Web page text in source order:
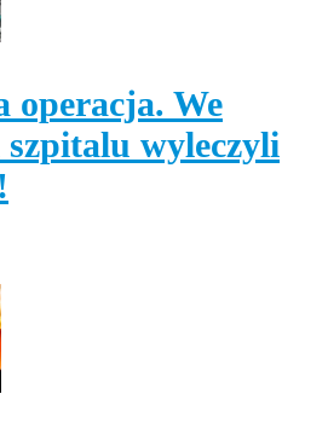
operacja. We
szpitalu wyleczyli